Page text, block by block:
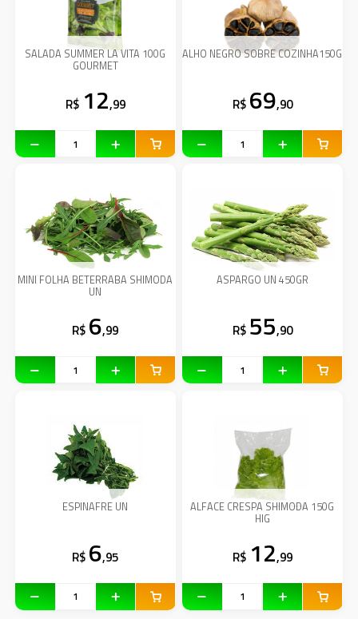
SALADA SUMMER LA VITA 100G
GOURMET
R$ 12,99
ALHO NEGRO SOBRE COZINHA150G
R$ 69,90
MINI FOLHA BETERRABA SHIMODA
UN
R$ 6,99
ASPARGO UN 450GR
R$ 55,90
ESPINAFRE UN
R$ 6,95
ALFACE CRESPA SHIMODA 150G
HIG
R$ 12,99